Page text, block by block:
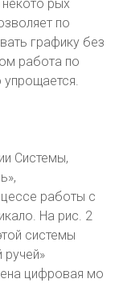
рых
по
графику без
работа по
Системы,
работы с
На рис. 2
системы
цифровая мо